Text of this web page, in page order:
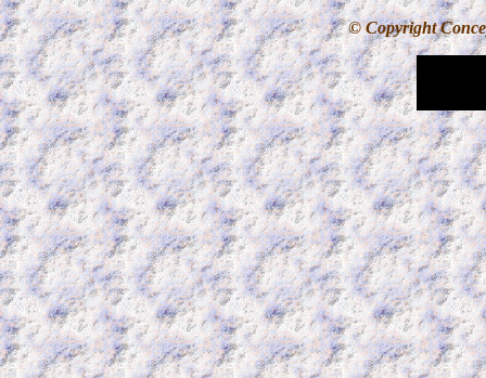
© Copyright